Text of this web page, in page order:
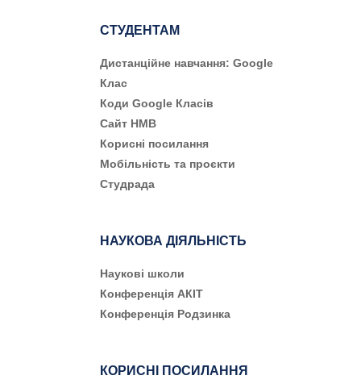
СТУДЕНТАМ
Дистанційне навчання: Google
Клас
Коди Google Класів
Сайт НМВ
Корисні посилання
Мобільність та проєкти
Студрада
НАУКОВА ДІЯЛЬНІСТЬ
Наукові школи
Конференція АКІТ
Конференція Родзинка
КОРИСНІ ПОСИЛАННЯ